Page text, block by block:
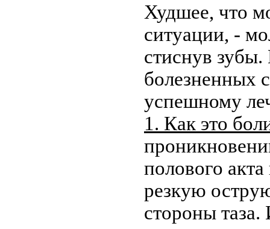
Худшее, что
ситуации, -
стиснув
болезненных
успешному
1. Как это
полового
резкую
стороны